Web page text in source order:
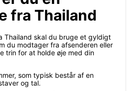
fra Thailand
Thailand skal du bruge et gyldigt
du modtager fra afsenderen eller
trin for at holde øje med din
som typisk består af en
og tal.